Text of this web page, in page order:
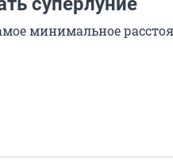
минимальное